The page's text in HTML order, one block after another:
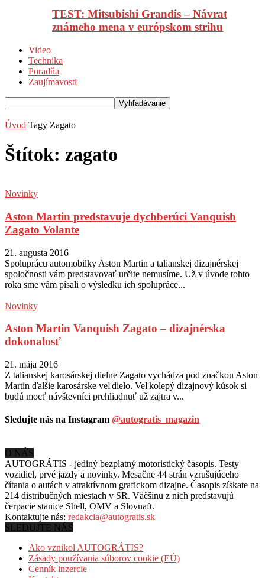
TEST: Mitsubishi Grandis – Návrat
známeho mena v európskom strihu
Video
Technika
Poradňa
Zaujímavosti
Úvod Tagy Zagato
Štítok: zagato
Novinky
Aston Martin predstavuje dychberúci Vanquish
Zagato Volante
21. augusta 2016
Spoluprácu automobilky Aston Martin a talianskej dizajnérskej
spoločnosti vám predstavovať určite nemusíme. Už v úvode tohto
roka sme vám písali o výsledku ich spolupráce...
Novinky
Aston Martin Vanquish Zagato – dizajnérska
dokonalosť
21. mája 2016
Z talianskej karosárskej dielne Zagato vychádza pod značkou Aston
Martin ďalšie karosárske veľdielo. Veľkolepý dizajnový kúsok si
budú mocť návštevníci prehliadnuť už zajtra v...
Sledujte nás na Instagram @autogratis_magazin
O NÁS
AUTOGRÁTIS - jediný bezplatný motoristický časopis. Testy
vozidiel, prvé jazdy a novinky. Mesačne 44 strán vzrušujúceho
čítania o autách v atraktívnom grafickom dizajne. Časopis získate na
214 distribučných miestach v SR. Väčšinu z nich predstavujú
čerpacie stanice Shell, OMV a Slovnaft.
Kontaktujte nás: redakcia@autogratis.sk
SLEDUJTE NÁS
Ako vznikol AUTOGRÁTIS?
Zásady používania súborov cookie (EÚ)
Cenník inzercie